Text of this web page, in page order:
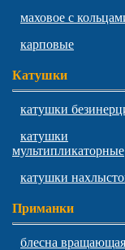
маховое с
карповые
Катушки
катушки
катушки
мультипликаторные
катушки
Приманки
блесна